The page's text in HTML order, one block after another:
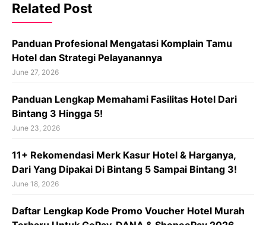
Related Post
Panduan Profesional Mengatasi Komplain Tamu
Hotel dan Strategi Pelayanannya
June 27, 2026
Panduan Lengkap Memahami Fasilitas Hotel Dari
Bintang 3 Hingga 5!
June 23, 2026
11+ Rekomendasi Merk Kasur Hotel & Harganya,
Dari Yang Dipakai Di Bintang 5 Sampai Bintang 3!
June 18, 2026
Daftar Lengkap Kode Promo Voucher Hotel Murah